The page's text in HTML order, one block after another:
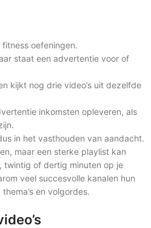
oefeningen.
staat een advertentie voor of
kijkt nog drie video’s uit dezelfde
inkomsten opleveren, als
in het vasthouden van aandacht.
maar een sterke playlist kan
twintig of dertig minuten op je
veel succesvolle kanalen hun
en volgordes.